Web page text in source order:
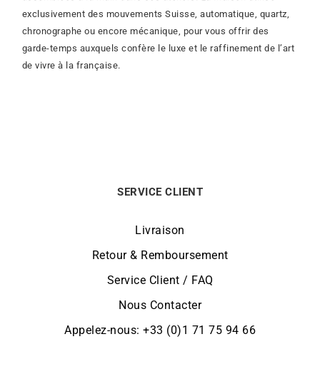
exclusivement des mouvements Suisse, automatique, quartz,
chronographe ou encore mécanique, pour vous offrir des
garde-temps auxquels confère le luxe et le raffinement de l’art
de vivre à la française.
SERVICE CLIENT
Livraison
Retour & Remboursement
Service Client / FAQ
Nous Contacter
Appelez-nous: +33 (0)1 71 75 94 66